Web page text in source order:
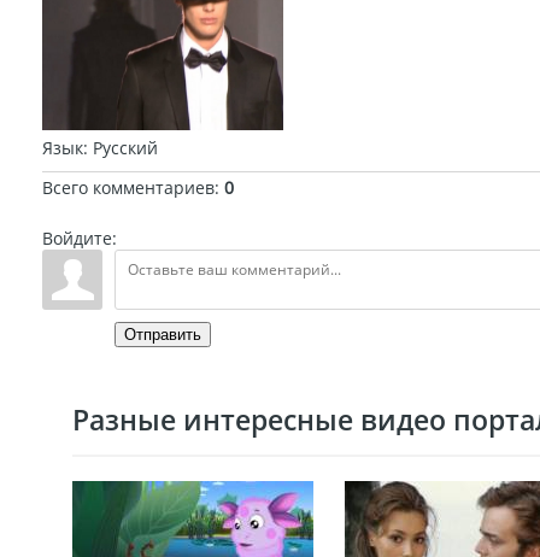
Язык: Русский
Всего комментариев: 0
Войдите:
Отправить
Разные интересные видео